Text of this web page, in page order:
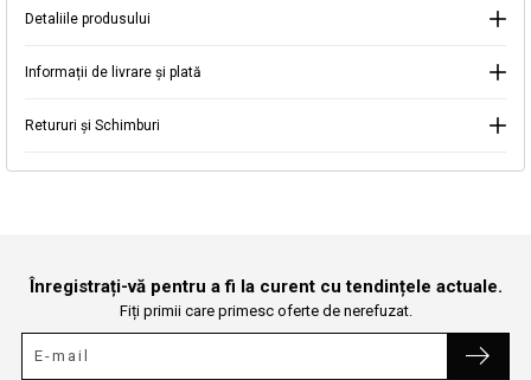
Detaliile produsului
Informații de livrare și plată
Retururi și Schimburi
Înregistrați-vă pentru a fi la curent cu tendințele actuale.
Fiți primii care primesc oferte de nerefuzat.